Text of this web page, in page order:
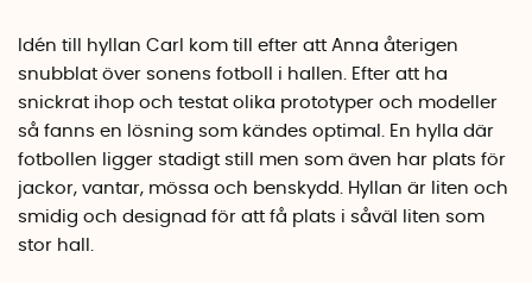
Idén till hyllan Carl kom till efter att Anna återigen
snubblat över sonens fotboll i hallen. Efter att ha
snickrat ihop och testat olika prototyper och modeller
så fanns en lösning som kändes optimal. En hylla där
fotbollen ligger stadigt still men som även har plats för
jackor, vantar, mössa och benskydd. Hyllan är liten och
smidig och designad för att få plats i såväl liten som
stor hall.